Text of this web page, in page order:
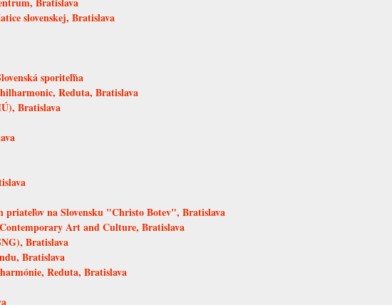
slovenskej, Bratislava
sporiteľňa
Reduta, Bratislava
Bratislava
na Slovensku "Christo Botev", Bratislava
Art and Culture, Bratislava
Bratislava
Bratislava
Reduta, Bratislava